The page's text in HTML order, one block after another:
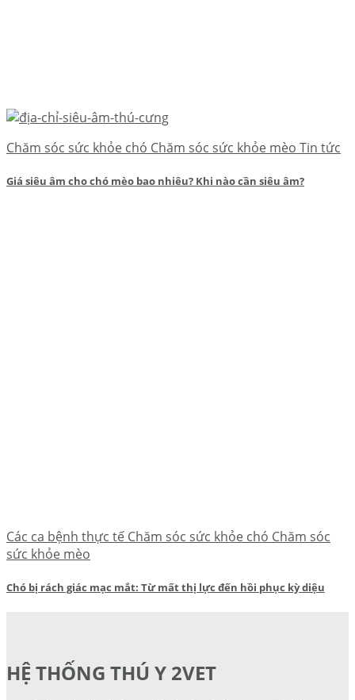
Chăm sóc sức khỏe chó Chăm sóc sức khỏe mèo Tin tức
Giá siêu âm cho chó mèo bao nhiêu? Khi nào cần siêu âm?
Các ca bệnh thực tế Chăm sóc sức khỏe chó Chăm sóc
sức khỏe mèo
Chó bị rách giác mạc mắt: Từ mất thị lực đến hồi phục kỳ diệu
HỆ THỐNG THÚ Y 2VET